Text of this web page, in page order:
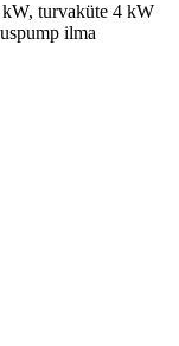
turvaküte 4 kW
ilma